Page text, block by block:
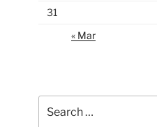
31
« Mar
for: